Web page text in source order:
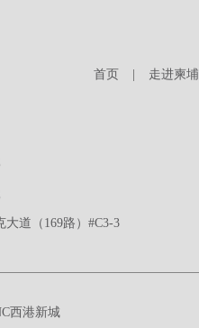
道（169路）#C3-3
首页 走进柬
西港新城